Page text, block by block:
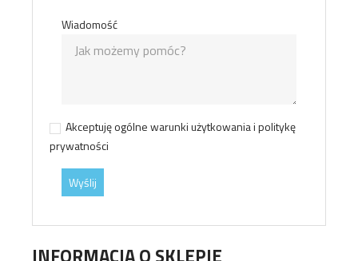
Wiadomość
Akceptuję ogólne warunki użytkowania i politykę
prywatności